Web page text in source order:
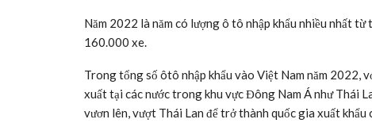
Năm 2022 là năm có lượng ô tô nhập khẩu nhiều nhất
160.000 xe.
Trong tổng số ôtô nhập khẩu vào Việt Nam năm 2022,
xuất tại các nước trong khu vực Đông Nam Á như Thái
vươn lên, vượt Thái Lan để trở thành quốc gia xuất